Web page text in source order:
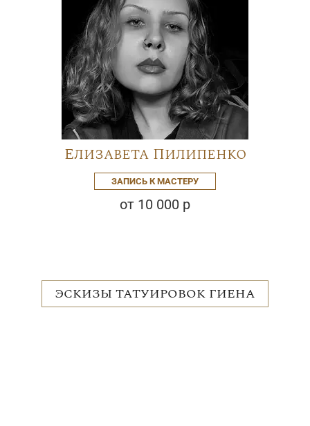
Елизавета Пилипенко
ЗАПИСЬ К МАСТЕРУ
от 10 000 р
ЭСКИЗЫ ТАТУИРОВОК ГИЕНА